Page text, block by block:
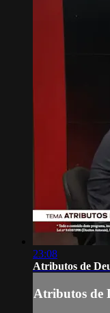
23:08
Atributos de
Atributos de